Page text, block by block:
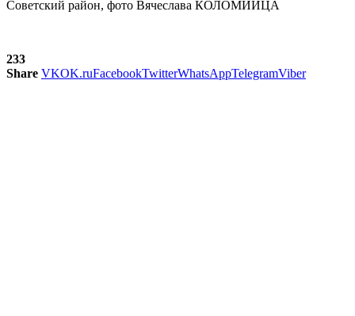
Советский район, фото Вячеслава КОЛОМИЙЦА
233
Share VKOK.ruFacebookTwitterWhatsAppTelegramViber